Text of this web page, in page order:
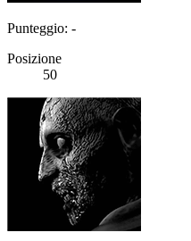
Punteggio: -
Posizione
50